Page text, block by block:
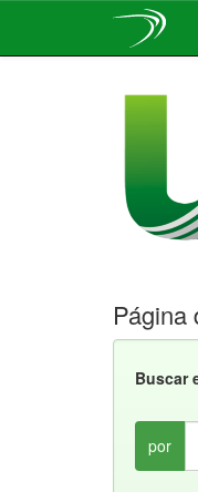
Página
Buscar
por